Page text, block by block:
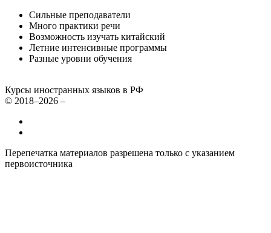
Сильные преподаватели
Много практики речи
Возможность изучать китайский
Летние интенсивные программы
Разные уровни обучения
Курсы иностранных языков в РФ
© 2018–2026 –
Перепечатка материалов разрешена только с указанием
первоисточника